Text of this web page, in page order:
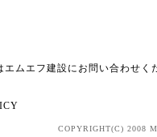
ムエフ建設にお問い合わせく
COPYRIGHT(C) 2008